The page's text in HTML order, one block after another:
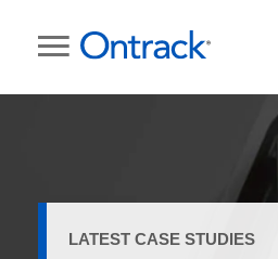
LATEST CASE STUDIES